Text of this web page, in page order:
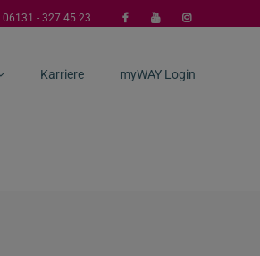
06131 - 327 45 23
Karriere myWAY Login